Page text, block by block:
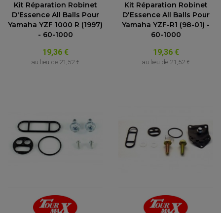
Kit Réparation Robinet
D'Essence All Balls Pour
Yamaha YZF 1000 R (1997)
- 60-1000
19,36 €
au lieu de 21,52 €
Kit Réparation Robinet
D'Essence All Balls Pour
Yamaha YZF-R1 (98-01) -
60-1000
19,36 €
au lieu de 21,52 €